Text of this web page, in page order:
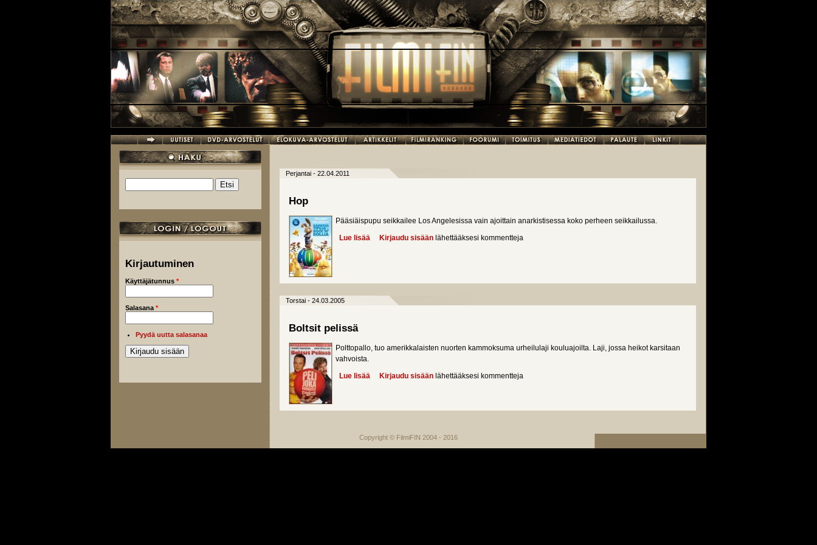
Hakulomake
Kirjautuminen
Käyttäjätunnus *
Salasana *
Pyydä uutta salasanaa
Perjantai - 22.04.2011
Hop
Pääsiäispupu seikkailee Los Angelesissa vain ajoittain anarkistisessa koko perheen seikkailussa.
Lue lisää about Hop
Kirjaudu sisään lähettääksesi kommentteja
Torstai - 24.03.2005
Boltsit pelissä
Polttopallo, tuo amerikkalaisten nuorten kammoksuma urheilulaji kouluajoilta. Laji, jossa heikot karsitaan
vahvoista.
Lue lisää about Boltsit pelissä
Kirjaudu sisään lähettääksesi kommentteja
Copyright © FilmiFIN 2004 - 2016